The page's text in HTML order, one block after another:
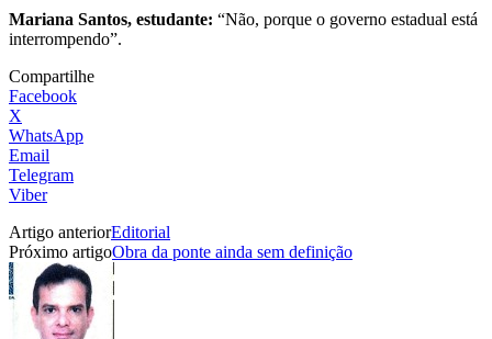
Mariana Santos, estudante: “Não, porque o governo estadual está
interrompendo”.
Compartilhe
Facebook
X
WhatsApp
Email
Telegram
Viber
Artigo anteriorEditorial
Próximo artigoObra da ponte ainda sem definição